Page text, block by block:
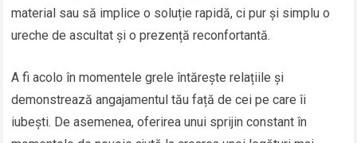
material sau să implice o soluție rapidă, ci pur și simplu o
ureche de ascultat și o prezență reconfortantă.
A fi acolo în momentele grele întărește relațiile și
demonstrează angajamentul tău față de cei pe care îi
iubești. De asemenea, oferirea unui sprijin constant în